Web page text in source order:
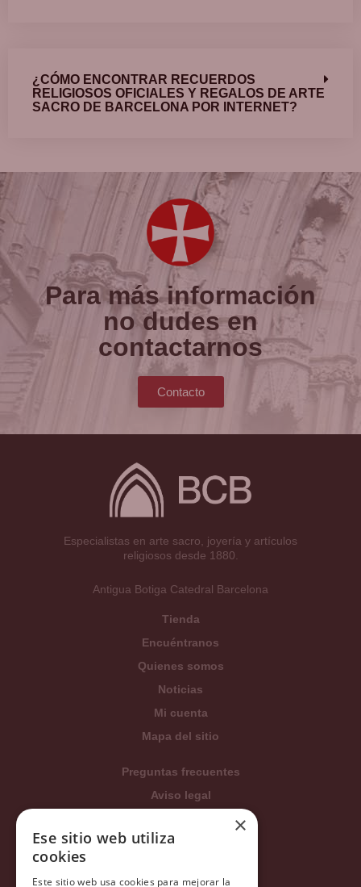
¿CÓMO ENCONTRAR RECUERDOS
RELIGIOSOS OFICIALES Y REGALOS DE ARTE
SACRO DE BARCELONA POR INTERNET?
Para más información
no dudes en
contactarnos
Contacto
Especialistas en arte sacro, joyería y artículos
religiosos desde 1880.
Antigua Botiga Catedral Barcelona
Tienda
Encuéntranos
Quienes somos
Noticias
Mi cuenta
Mapa del sitio
Preguntas frecuentes
Aviso legal
Condiciones generales
Política de privacidad
×
Ese sitio web utiliza
cookies
Este sitio web usa cookies para mejorar la